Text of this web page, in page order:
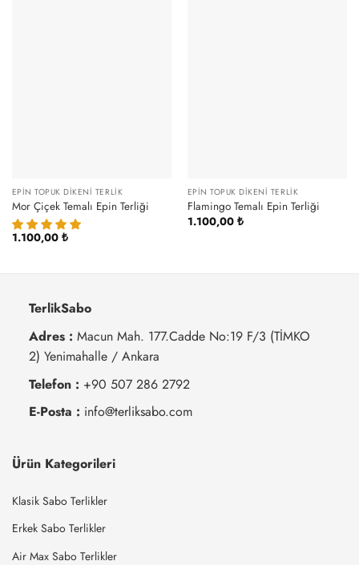
EPIN TOPUK DIKENI TERLIK
Mor Çiçek Temalı Epin Terliği
1.100,00 ₺
EPIN TOPUK DIKENI TERLIK
Flamingo Temalı Epin Terliği
1.100,00 ₺
TerlikSabo
Adres : Macun Mah. 177.Cadde No:19 F/3 (TİMKO
2) Yenimahalle / Ankara
Telefon : +90 507 286 2792
E-Posta : info@terliksabo.com
Ürün Kategorileri
Klasik Sabo Terlikler
Erkek Sabo Terlikler
Air Max Sabo Terlikler